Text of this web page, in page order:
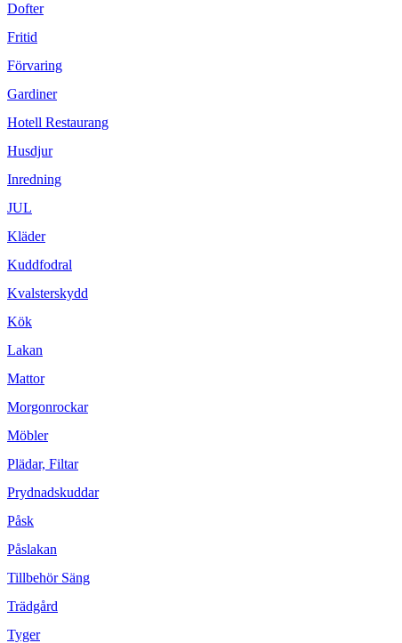
Dofter
Fritid
Förvaring
Gardiner
Hotell Restaurang
Husdjur
Inredning
JUL
Kläder
Kuddfodral
Kvalsterskydd
Kök
Lakan
Mattor
Morgonrockar
Möbler
Plädar, Filtar
Prydnadskuddar
Påsk
Påslakan
Tillbehör Säng
Trädgård
Tyger